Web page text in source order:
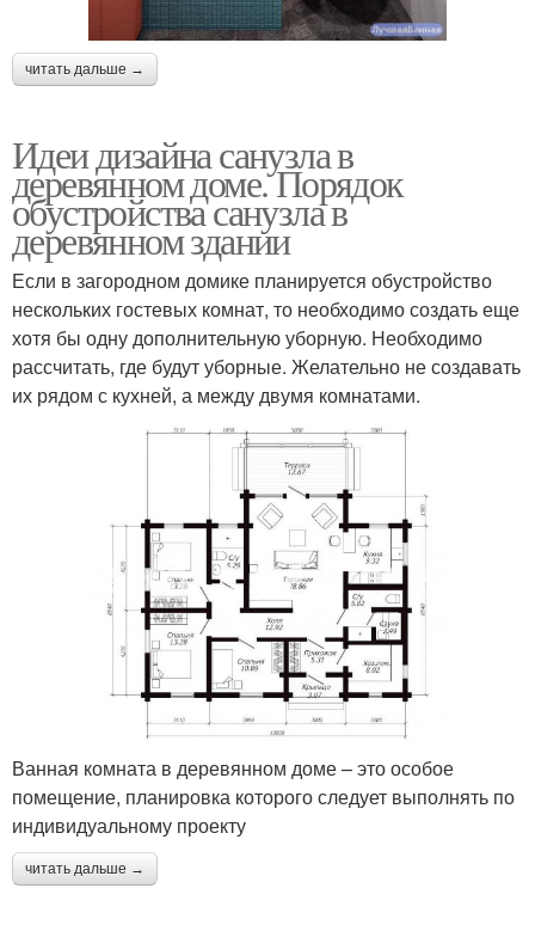
читать дальше →
Идеи дизайна санузла в
деревянном доме. Порядок
обустройства санузла в
деревянном здании
Если в загородном домике планируется обустройство
нескольких гостевых комнат, то необходимо создать еще
хотя бы одну дополнительную уборную. Необходимо
рассчитать, где будут уборные. Желательно не создавать
их рядом с кухней, а между двумя комнатами.
Ванная комната в деревянном доме – это особое
помещение, планировка которого следует выполнять по
индивидуальному проекту
читать дальше →